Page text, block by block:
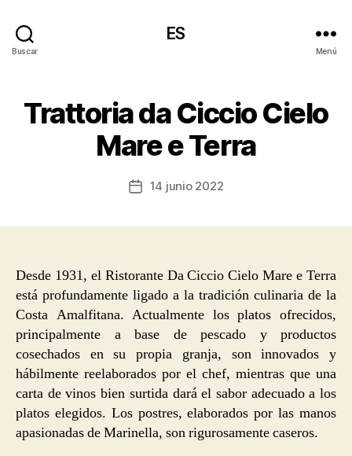
Buscar
ES
Menú
Trattoria da Ciccio Cielo
Mare e Terra
Fecha14 junio 2022
Desde 1931, el Ristorante Da Ciccio Cielo Mare e Terra
está profundamente ligado a la tradición culinaria de la
Costa Amalfitana. Actualmente los platos ofrecidos,
principalmente a base de pescado y productos
cosechados en su propia granja, son innovados y
hábilmente reelaborados por el chef, mientras que una
carta de vinos bien surtida dará el sabor adecuado a los
platos elegidos. Los postres, elaborados por las manos
apasionadas de Marinella, son rigurosamente caseros.